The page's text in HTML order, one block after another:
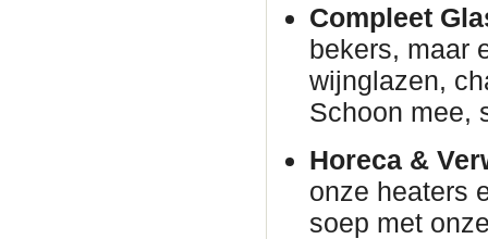
Compleet
bekers, maar
wijnglazen,
Schoon mee,
Horeca &
onze heaters
soep met